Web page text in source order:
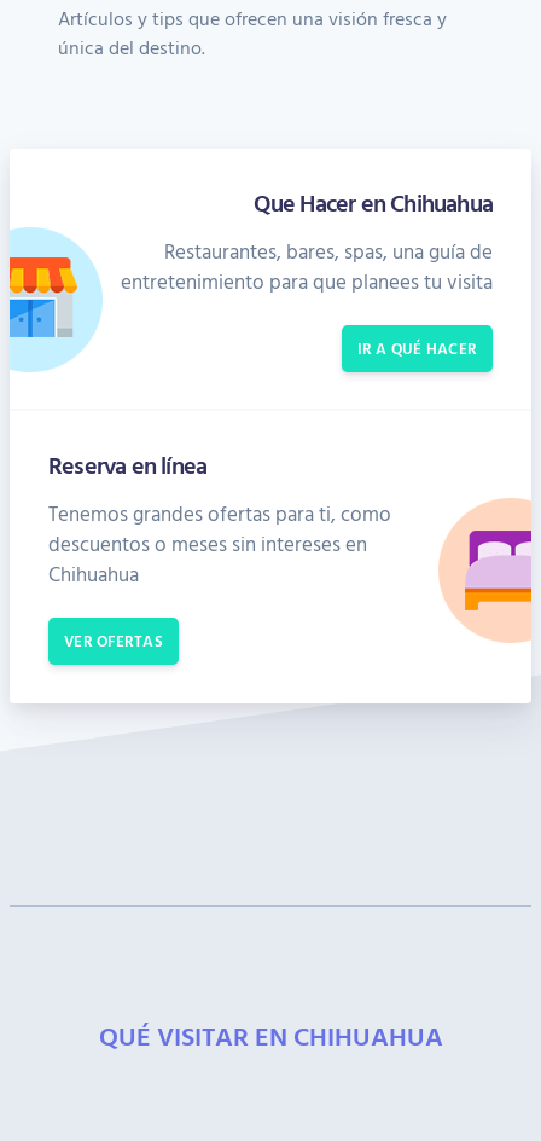
Artículos y tips que ofrecen una visión fresca y
única del destino.
Que Hacer en Chihuahua
Restaurantes, bares, spas, una guía de
entretenimiento para que planees tu visita
IR A QUÉ HACER
Reserva en línea
Tenemos grandes ofertas para ti, como
descuentos o meses sin intereses en
Chihuahua
VER OFERTAS
QUÉ VISITAR EN CHIHUAHUA